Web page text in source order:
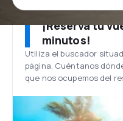
¡Reserva tu
minutos!
Utiliza el buscador
página. Cuéntanos
que nos ocupemos del